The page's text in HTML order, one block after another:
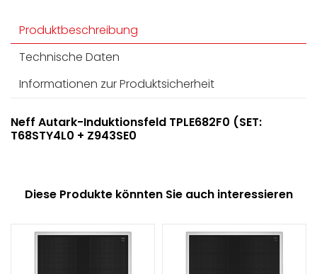
Produktbeschreibung
Technische Daten
Informationen zur Produktsicherheit
Neff Autark-Induktionsfeld TPLE682F0 (SET:
T68STY4L0 + Z943SE0
Diese Produkte könnten Sie auch interessieren